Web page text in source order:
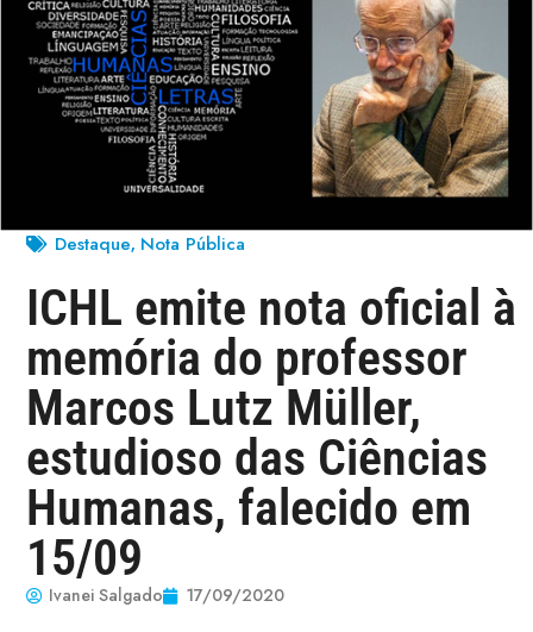
Destaque, Nota Pública
ICHL emite nota oficial à
memória do professor
Marcos Lutz Müller,
estudioso das Ciências
Humanas, falecido em
15/09
Ivanei Salgado 17/09/2020